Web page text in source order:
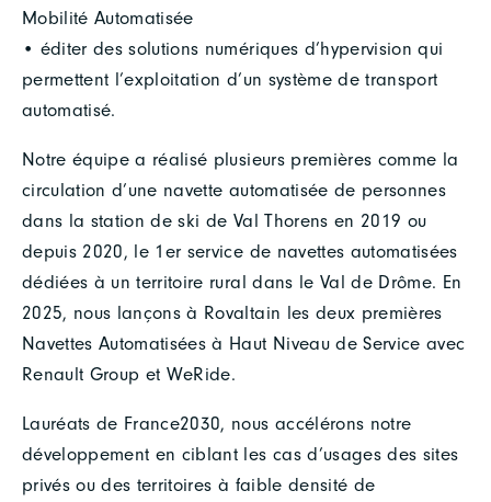
Mobilité Automatisée
• éditer des solutions numériques d’hypervision qui
permettent l’exploitation d’un système de transport
automatisé.
Notre équipe a réalisé plusieurs premières comme la
circulation d’une navette automatisée de personnes
dans la station de ski de Val Thorens en 2019 ou
depuis 2020, le 1er service de navettes automatisées
dédiées à un territoire rural dans le Val de Drôme. En
2025, nous lançons à Rovaltain les deux premières
Navettes Automatisées à Haut Niveau de Service avec
Renault Group et WeRide.
Lauréats de France2030, nous accélérons notre
développement en ciblant les cas d’usages des sites
privés ou des territoires à faible densité de